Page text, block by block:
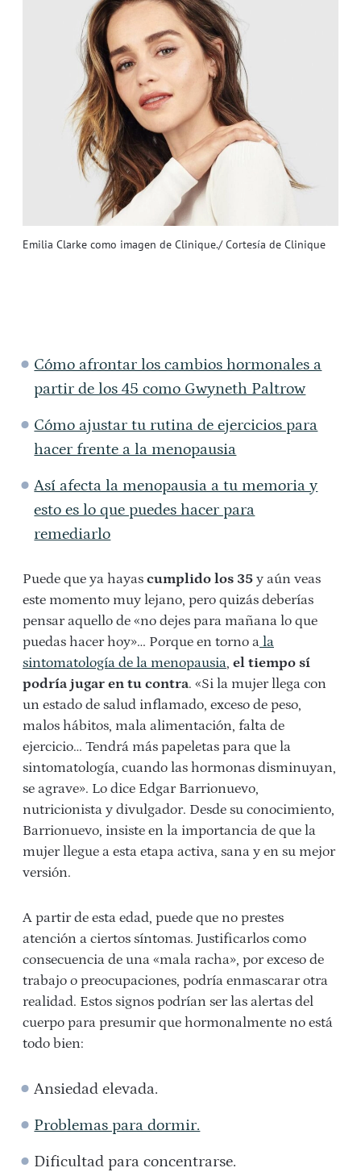
Emilia Clarke como imagen de Clinique./ Cortesía de Clinique
Cómo afrontar los cambios hormonales a
partir de los 45 como Gwyneth Paltrow
Cómo ajustar tu rutina de ejercicios para
hacer frente a la menopausia
Así afecta la menopausia a tu memoria y
esto es lo que puedes hacer para
remediarlo
Puede que ya hayas cumplido los 35 y aún veas
este momento muy lejano, pero quizás deberías
pensar aquello de «no dejes para mañana lo que
puedas hacer hoy»… Porque en torno a la
sintomatología de la menopausia, el tiempo sí
podría jugar en tu contra. «Si la mujer llega con
un estado de salud inflamado, exceso de peso,
malos hábitos, mala alimentación, falta de
ejercicio… Tendrá más papeletas para que la
sintomatología, cuando las hormonas disminuyan,
se agrave». Lo dice Edgar Barrionuevo,
nutricionista y divulgador. Desde su conocimiento,
Barrionuevo, insiste en la importancia de que la
mujer llegue a esta etapa activa, sana y en su mejor
versión.
A partir de esta edad, puede que no prestes
atención a ciertos síntomas. Justificarlos como
consecuencia de una «mala racha», por exceso de
trabajo o preocupaciones, podría enmascarar otra
realidad. Estos signos podrían ser las alertas del
cuerpo para presumir que hormonalmente no está
todo bien:
Ansiedad elevada.
Problemas para dormir.
Dificultad para concentrarse.